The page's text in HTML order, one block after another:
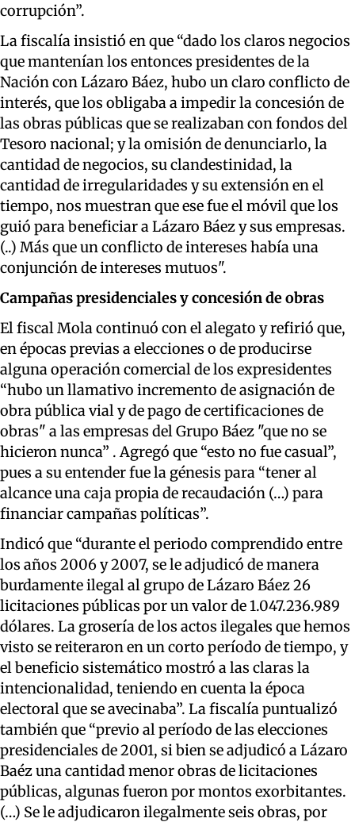
corrupción”.
La fiscalía insistió enque “dado los claros negocios
que mantenían los entonces presidentes de la
Nación con Lázaro Báez, hubo un claro conflicto de
interés, que los obligaba a impedirla concesión de
las obras públicas que se realizaban con fondos del
Tesoro nacional; y la omisión de denunciarlo, la
cantidad de negocios, su clandestinidad, la
cantidad de irregularidades y su extensión en el
tiempo, nos muestran que ese fue elmóvilque los
guió para beneficiar aLázaro Báezy sus empresas.
(..) Más que un conflicto de intereses había una
conjunción de intereses mutuos".
Campañas presidenciales y concesión de obras
El fiscal Mola continuó con el alegato y refirió que,
en épocas previas a elecciones o de producirse
alguna operación comercial de los expresidentes
“hubo un llamativo incremento de asignación de
obra pública vial y de pago de certificaciones de
obras" a las empresas del Grupo Báez "que no se
hicieron nunca” . Agregó que “esto no fue casual”,
pues a su entender fuela génesis para “tener al
alcance una caja propia de recaudación (…) para
financiar campañas políticas”.
Indicó que “duranteel periodo comprendido entre
los años 2006 y 2007, se le adjudicó de manera
burdamente ilegal al grupo de Lázaro Báez 26
licitaciones públicas por un valor de 1.047.236.989
dólares. La grosería de los actos ilegales que hemos
visto sereiteraronen un corto período de tiempo, y
el beneficio sistemático mostró a las claras la
intencionalidad, teniendo en cuenta la época
electoralque se avecinaba”. La fiscalía puntualizó
también que “previo al período de las elecciones
presidenciales de 2001, si bien se adjudicó a Lázaro
Baézuna cantidad menorobras de licitaciones
públicas, algunas fueron por montos exorbitantes.
(…) Se le adjudicaron ilegalmente seis obras, por